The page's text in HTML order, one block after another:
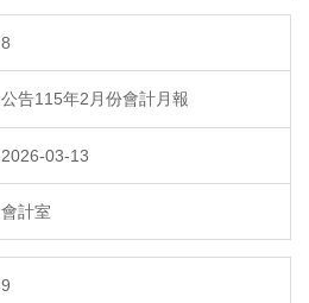
8
公告115年2月份會計月報
2026-03-13
會計室
9